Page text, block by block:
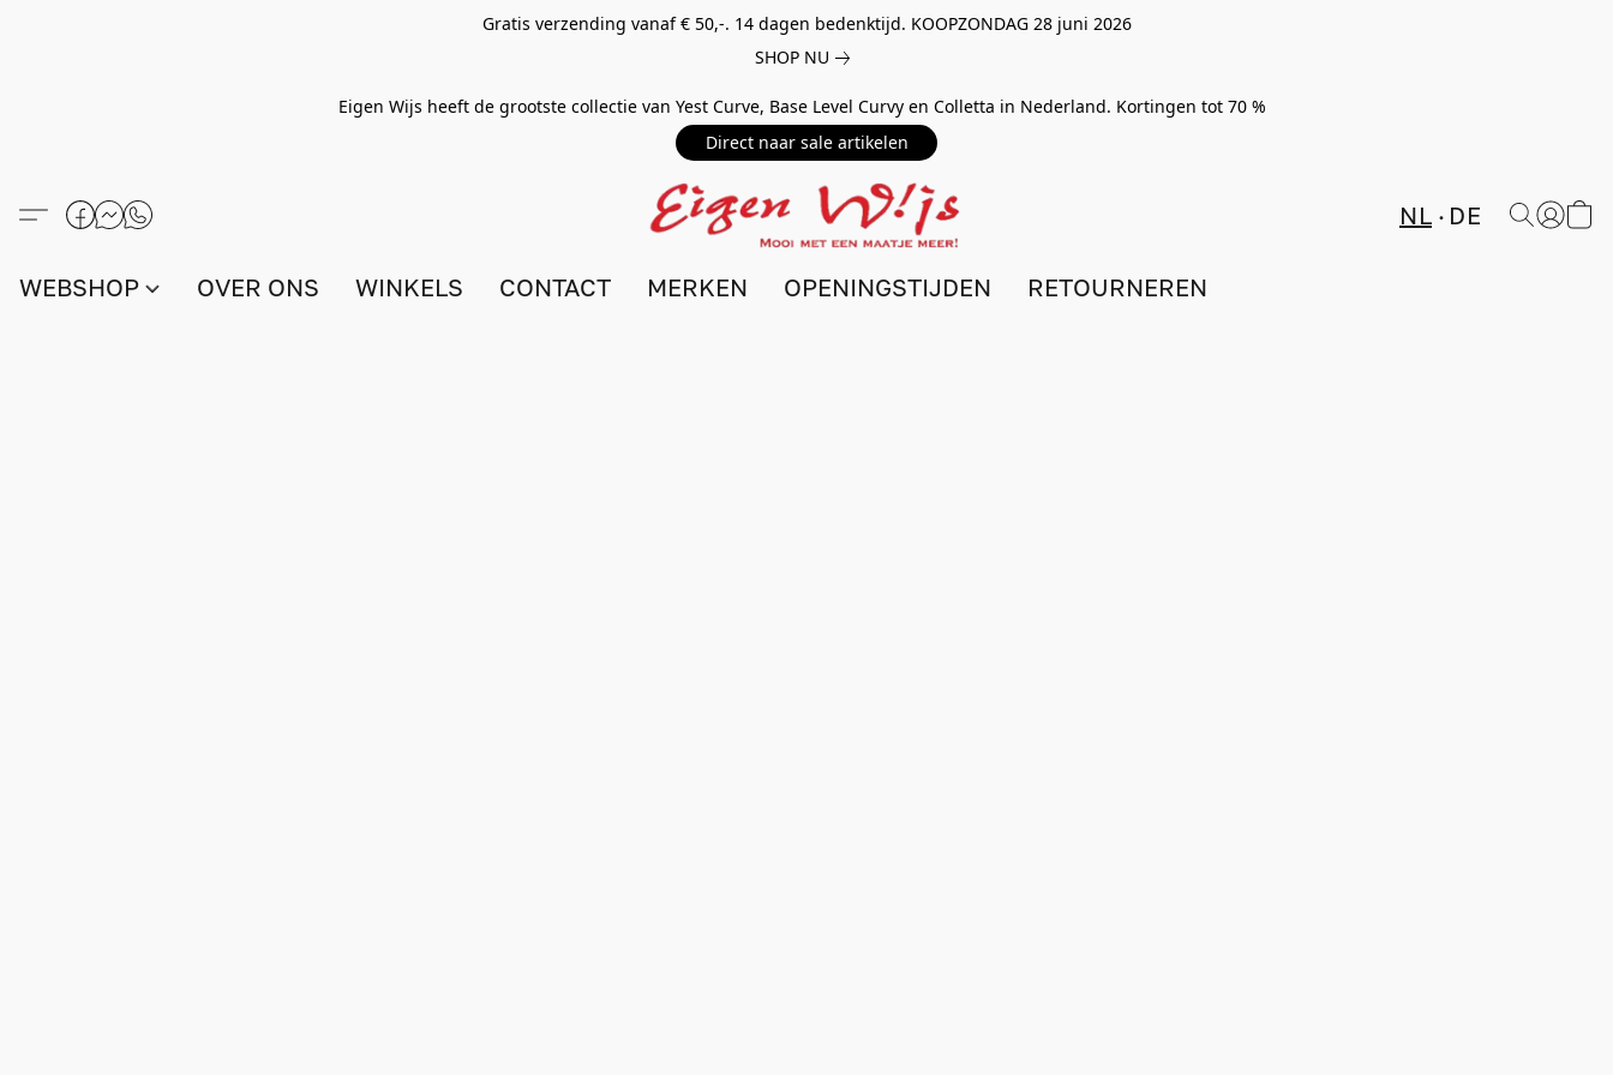
Gratis verzending vanaf € 50,-. 14 dagen bedenktijd. KOOPZONDAG 28 juni 2026
SHOP NU
Eigen Wijs heeft de grootste collectie van Yest Curve, Base Level Curvy en Colletta in Nederland. Kortingen tot 70 %
Direct naar sale artikelen
NL DE
WEBSHOP OVER ONS WINKELS CONTACT MERKEN OPENINGSTIJDEN RETOURNEREN